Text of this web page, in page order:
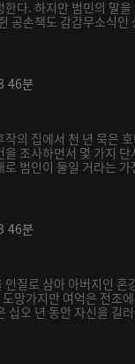
한다. 하지만 범민의 말
공손책도 감감무소식인
46분
작의 집에서 천 년 묵은
을 조사하면서 몇 가지
로 범인이 둘일 거라는 가
46분
인질로 삼아 아버지인 혼
망가지만 여억은 전조
십오 년 동안 자신을 길